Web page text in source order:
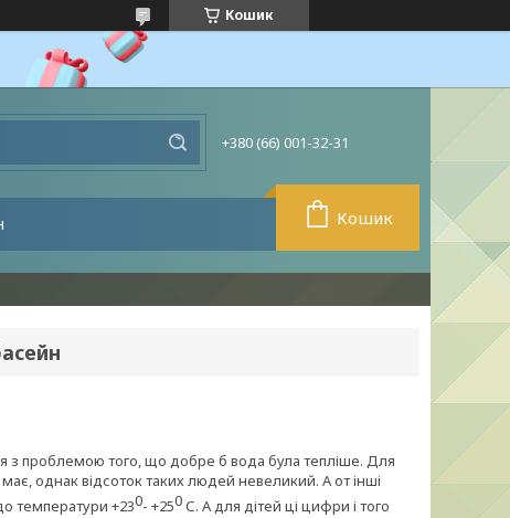
Кошик
+380 (66) 001-32-31
Кошик
з проблемою того, що добре б вода була тепліше. Для
однак відсоток таких людей невеликий. А от інші
температури +230- +250С. А для дітей ці цифри і того